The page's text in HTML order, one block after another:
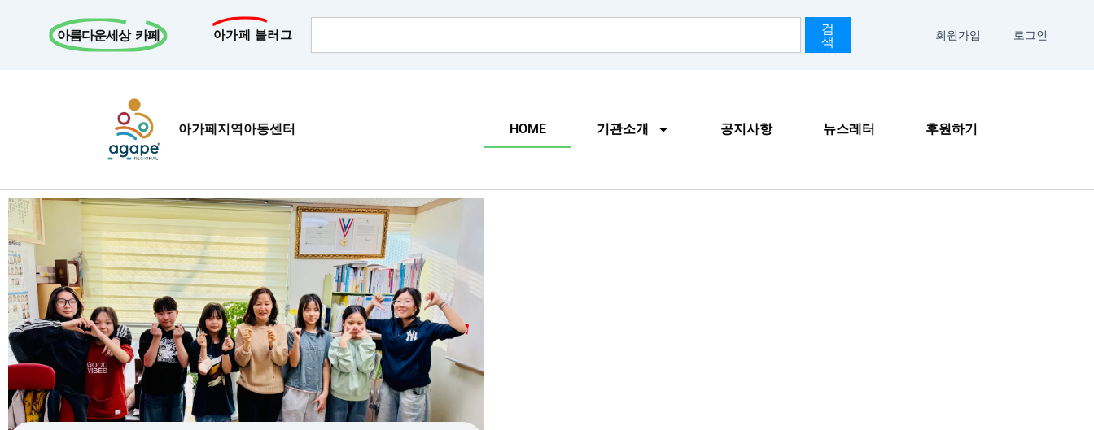
아가페 블러그
아름다운세상 카페
검
색
회원가입 로그인
아가페지역아동센터 HOME 기관소개 공지사항 뉴스레터 후원하기